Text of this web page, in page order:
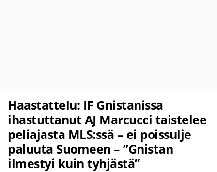
Haastattelu: IF Gnistanissa
ihastuttanut AJ Marcucci taistelee
peliajasta MLS:ssä – ei poissulje
paluuta Suomeen – ”Gnistan
ilmestyi kuin tyhjästä”